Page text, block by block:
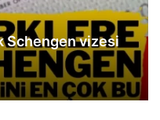
Schengen vizesi